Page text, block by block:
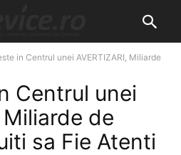
in Centrul unei AVERTIZARI, Miliarde
Centrul unei
Miliarde de
sa Fie Atenti